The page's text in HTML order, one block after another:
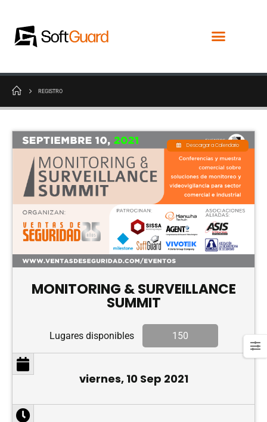
REGISTRO
Descargar a Calendario
MONITORING & SURVEILLANCE
SUMMIT
Lugares disponibles 150
viernes, 10 Sep 2021